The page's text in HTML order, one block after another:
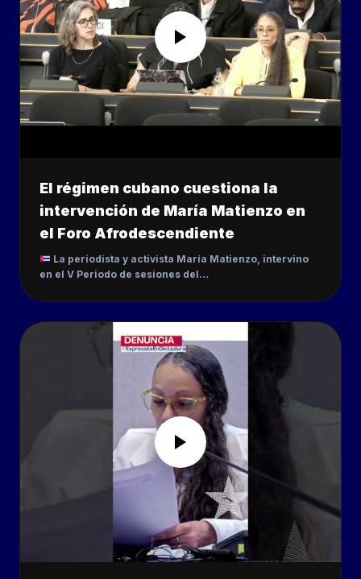
El régimen cubano cuestiona la
intervención de María Matienzo en
el Foro Afrodescendiente
La periodista y activista María Matienzo, intervino
en el V Periodo de sesiones del…